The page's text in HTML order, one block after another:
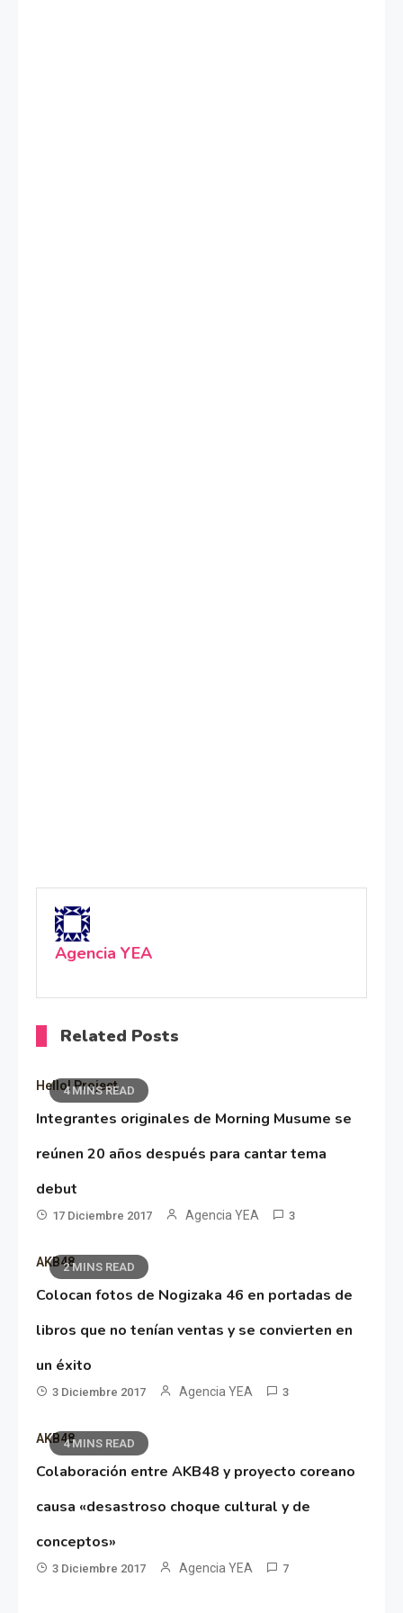
Agencia YEA
Related Posts
4 MINS READ
Hello! Project
Integrantes originales de Morning Musume se
reúnen 20 años después para cantar tema
debut
17 Diciembre 2017 Agencia YEA 3
2 MINS READ
AKB48
Colocan fotos de Nogizaka 46 en portadas de
libros que no tenían ventas y se convierten en
un éxito
3 Diciembre 2017 Agencia YEA 3
4 MINS READ
AKB48
Colaboración entre AKB48 y proyecto coreano
causa «desastroso choque cultural y de
conceptos»
3 Diciembre 2017 Agencia YEA 7